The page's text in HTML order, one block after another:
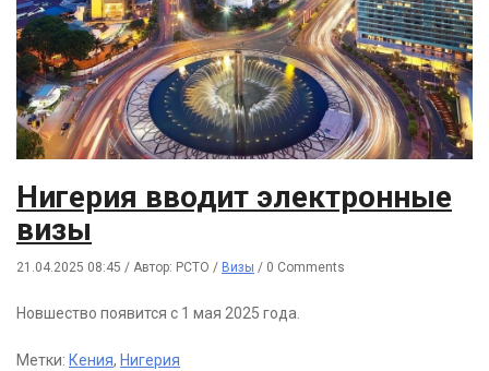
Нигерия вводит электронные
визы
21.04.2025 08:45 / Автор: РСТО / Визы / 0 Comments
Новшество появится с 1 мая 2025 года.
Метки: Кения, Нигерия